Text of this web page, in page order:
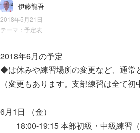
伊藤龍吾
2018年5月21日
テーマ： 予定表
2018年6月の予定
◆は休みや練習場所の変更など、通常
（変更もあります。支部練習は全て初
6月1日 （金）
18:00-19:15 本部初級・中級練習（